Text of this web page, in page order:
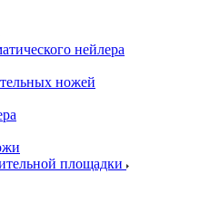
нейлера
ножей
площадки